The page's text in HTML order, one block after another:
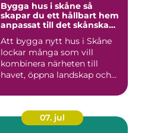
Bygga hus i skåne så
skapar du ett hållbart hem
anpassat till det skånska
Att bygga nytt hus i Skåne
lockar många som vill
kombinera närheten till
havet, öppna landskap och
07. jul